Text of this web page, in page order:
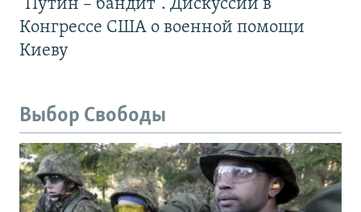
"Путин – бандит". Дискуссии в
Конгрессе США о военной помощи
Киеву
Выбор Свободы